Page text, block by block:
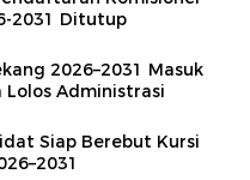
2031 Ditutup
2026–2031 Masuk
Lolos Administrasi
Siap Berebut Kursi